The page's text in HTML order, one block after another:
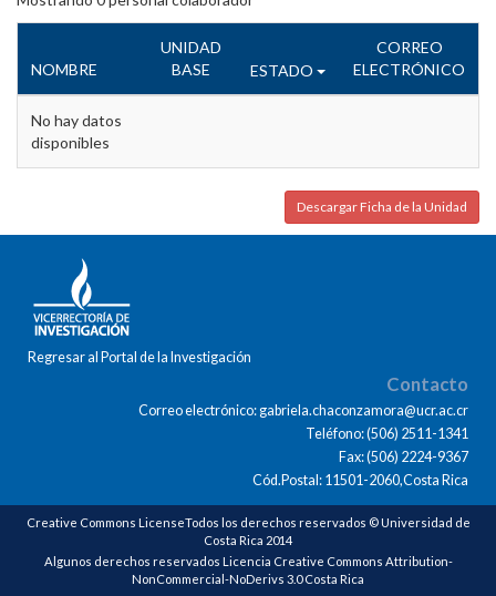
NOMBRE
UNIDAD
BASE
ESTADO
CORREO
ELECTRÓNICO
No hay datos
disponibles
Descargar Ficha de la Unidad
Regresar al Portal de la Investigación
Contacto
Correo electrónico: gabriela.chaconzamora@ucr.ac.cr
Teléfono: (506) 2511-1341
Fax: (506) 2224-9367
Cód.Postal: 11501-2060,Costa Rica
Creative Commons LicenseTodos los derechos reservados © Universidad de
Costa Rica 2014
Algunos derechos reservados Licencia Creative Commons Attribution-
NonCommercial-NoDerivs 3.0 Costa Rica